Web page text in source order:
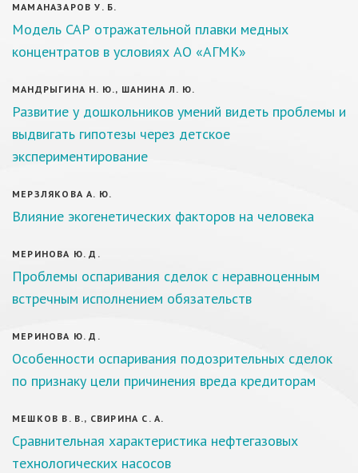
МАМАНАЗАРОВ У. Б.
Модель САР отражательной плавки медных
концентратов в условиях АО «АГМК»
МАНДРЫГИНА Н. Ю., ШАНИНА Л. Ю.
Развитие у дошкольников умений видеть проблемы и
выдвигать гипотезы через детское
экспериментирование
МЕРЗЛЯКОВА А. Ю.
Влияние экогенетических факторов на человека
МЕРИНОВА Ю. Д.
Проблемы оспаривания сделок с неравноценным
встречным исполнением обязательств
МЕРИНОВА Ю. Д.
Особенности оспаривания подозрительных сделок
по признаку цели причинения вреда кредиторам
МЕШКОВ В. В., СВИРИНА С. А.
Сравнительная характеристика нефтегазовых
технологических насосов